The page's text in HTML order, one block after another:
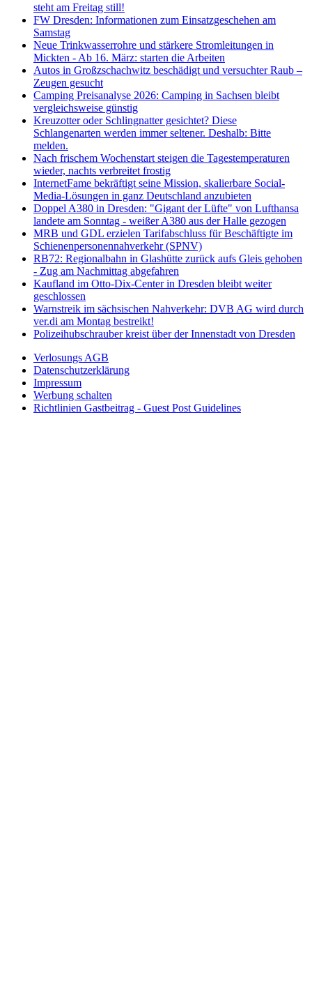
steht am Freitag still!
FW Dresden: Informationen zum Einsatzgeschehen am
Samstag
Neue Trinkwasserrohre und stärkere Stromleitungen in
Mickten - Ab 16. März: starten die Arbeiten
Autos in Großzschachwitz beschädigt und versuchter Raub –
Zeugen gesucht
Camping Preisanalyse 2026: Camping in Sachsen bleibt
vergleichsweise günstig
Kreuzotter oder Schlingnatter gesichtet? Diese
Schlangenarten werden immer seltener. Deshalb: Bitte
melden.
Nach frischem Wochenstart steigen die Tagestemperaturen
wieder, nachts verbreitet frostig
InternetFame bekräftigt seine Mission, skalierbare Social-
Media-Lösungen in ganz Deutschland anzubieten
Doppel A380 in Dresden: "Gigant der Lüfte" von Lufthansa
landete am Sonntag - weißer A380 aus der Halle gezogen
MRB und GDL erzielen Tarifabschluss für Beschäftigte im
Schienenpersonennahverkehr (SPNV)
RB72: Regionalbahn in Glashütte zurück aufs Gleis gehoben
- Zug am Nachmittag abgefahren
Kaufland im Otto-Dix-Center in Dresden bleibt weiter
geschlossen
Warnstreik im sächsischen Nahverkehr: DVB AG wird durch
ver.di am Montag bestreikt!
Polizeihubschrauber kreist über der Innenstadt von Dresden
Verlosungs AGB
Datenschutzerklärung
Impressum
Werbung schalten
Richtlinien Gastbeitrag - Guest Post Guidelines